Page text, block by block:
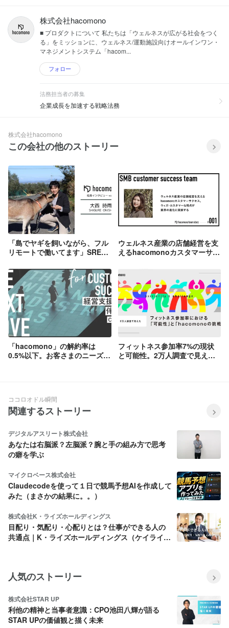
株式会社hacomono
■ プロダクトについて 私たちは「ウェルネスが広がる社会をつく
る」をミッションに、ウェルネス/運動施設向けオールインワン・
マネジメントシステム「hacom...
フォロー
法務担当者の募集
企業成長を加速する戦略法務
株式会社hacomono
この会社の他のストーリー
「島でヤギを飼いながら、フル
リモートで働いてます」SREエ
hacomonoとは。
ウェルネス産業の店舗経営を支
えるhacomonoカスタマーサク
点が業界の進化に貢献する
「hacomono」の解約率は
0.5%以下。お客さまのニーズを
フィットネス参加率7%の現状
と可能性。2万人調査で見えた3
ココロオドル瞬間
関連するストーリー
デジタルアスリート株式会社
あなたは右脳派？左脳派？腕と手の組み方で思考
の癖を学ぶ
マイクロベース株式会社
Claudecodeを使って１日で競馬予想AIを作成して
みた（まさかの結果に。。）
株式会社K・ライズホールディングス
目配り・気配り・心配りとは？仕事ができる人の
共通点｜K・ライズホールディングス（ケイライ
人気のストーリー
株式会社STAR UP
利他の精神と当事者意識：CPO池田八輝が語る
STAR UPの価値観と描く未来